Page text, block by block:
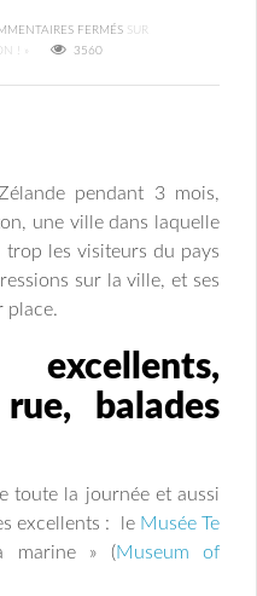
FERMÉS SUR
! »
3560
pendant 3 mois,
une ville dans laquelle
trop les visiteurs du pays
sur la ville, et ses
place.
balades
toute la journée et aussi
excellents : le Musée Te
marine » (Museum of